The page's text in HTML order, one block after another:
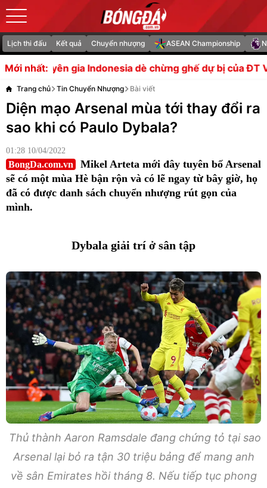
Lịch thi đấu Kết quả Chuyển nhượng ASEAN Championship
Mới nhất:dè chừng ghế dự bị của ĐT Việt Nam CĐV
Trang chủ Tin Chuyển Nhượng Bài viết
Diện mạo Arsenal mùa tới thay đổi ra
sao khi có Paulo Dybala?
01:28 10/04/2022
BongDa.com.vn
Mikel Arteta mới đây tuyên bố Arsenal
sẽ có một mùa Hè bận rộn và có lẽ ngay từ bây giờ, họ
đã có được danh sách chuyển nhượng rút gọn của
mình.
Dybala giải trí ở sân tập
Thủ thành Aaron Ramsdale đang chứng tỏ tại sao
Arsenal lại bỏ ra tận 30 triệu bảng để mang anh
về sân Emirates hồi tháng 8. Nếu tiếp tục phong